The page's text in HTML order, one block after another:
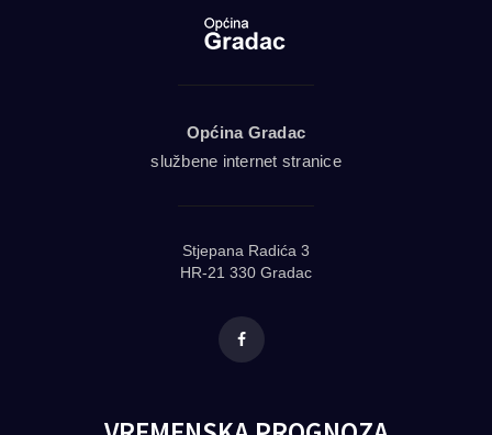
Općina Gradac
službene internet stranice
Stjepana Radića 3
HR-21 330 Gradac
Facebook